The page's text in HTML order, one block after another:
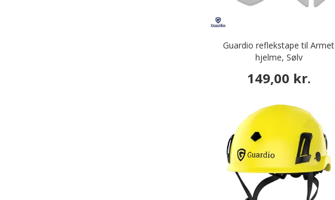
Guardio reflekstape til Armet
hjelme, Sølv
149,00 kr.